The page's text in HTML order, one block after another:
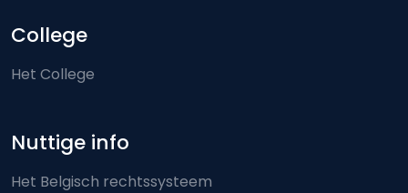
College
Het College
Nuttige info
Het Belgisch rechtssysteem